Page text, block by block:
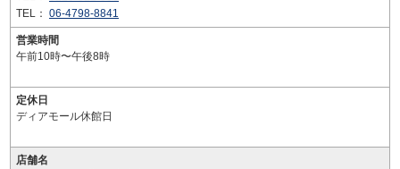
TEL： 06-4798-8841
営業時間
午前10時〜午後8時
定休日
ディアモール休館日
店舗名